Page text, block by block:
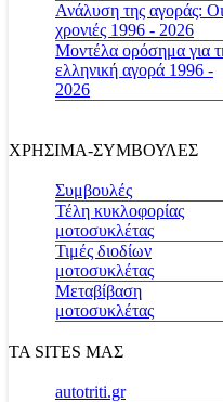
Ανάλυση της αγοράς: Οι
χρονιές 1996 - 2026
Μοντέλα ορόσημα για
ελληνική αγορά 1996 -
2026
ΧΡΗΣΙΜΑ-ΣΥΜΒΟΥΛΕΣ
Συμβουλές
Τέλη κυκλοφορίας
μοτοσυκλέτας
Τιμές διοδίων
μοτοσυκλέτας
Μεταβίβαση
μοτοσυκλέτας
ΤΑ SITES ΜΑΣ
autotriti.gr